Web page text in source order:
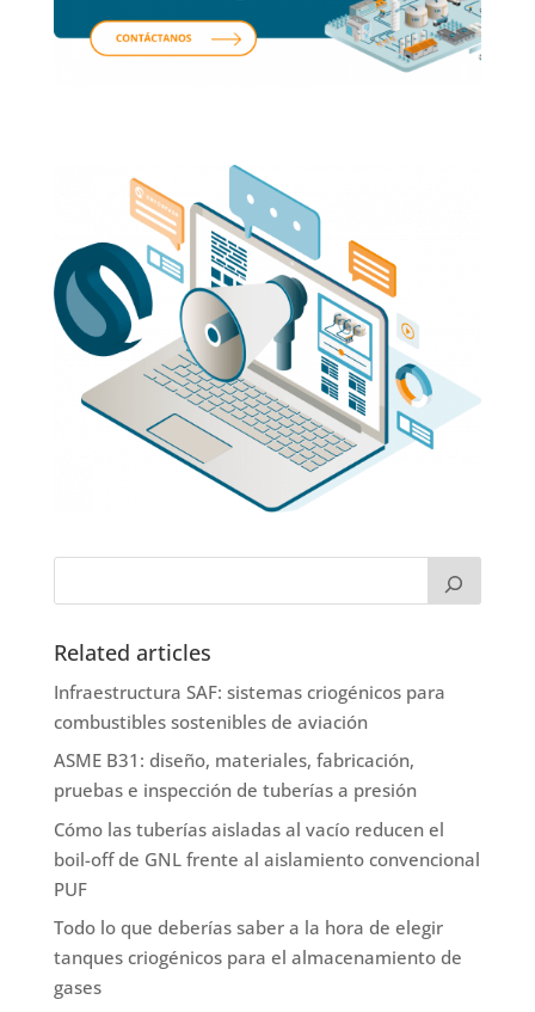
Related articles
Infraestructura SAF: sistemas criogénicos para
combustibles sostenibles de aviación
ASME B31: diseño, materiales, fabricación,
pruebas e inspección de tuberías a presión
Cómo las tuberías aisladas al vacío reducen el
boil-off de GNL frente al aislamiento convencional
PUF
Todo lo que deberías saber a la hora de elegir
tanques criogénicos para el almacenamiento de
gases